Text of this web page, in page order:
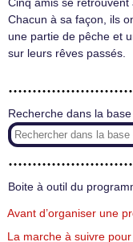
Cinq amis se
Chacun à sa façon, ils
une partie de pêche et
sur leurs rêves passés.
Recherche dans la
Boite à outil du
Avant d’organiser une
La marche à suivre